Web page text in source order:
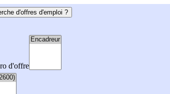
d'offres d'emploi ?
d'offre